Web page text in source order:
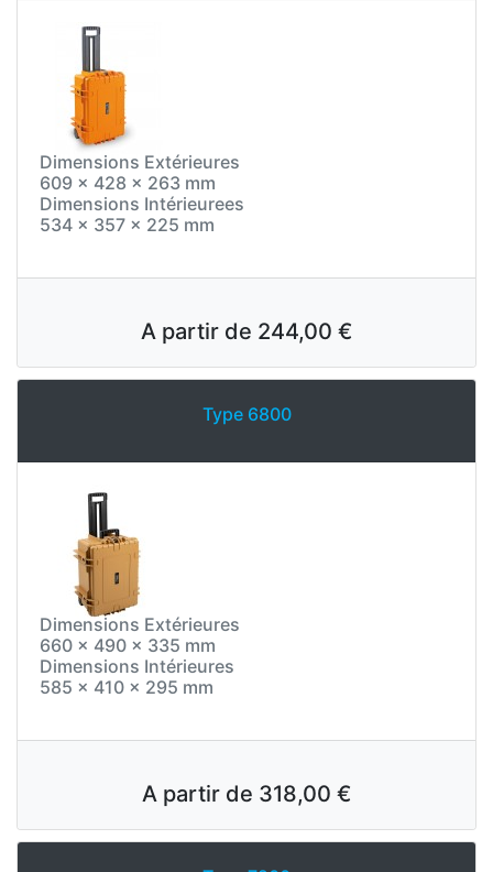
Dimensions Extérieures
609 x 428 x 263 mm
Dimensions Intérieurees
534 x 357 x 225 mm
A partir de 244,00 €
Type 6800
Dimensions Extérieures
660 x 490 x 335 mm
Dimensions Intérieures
585 x 410 x 295 mm
A partir de 318,00 €